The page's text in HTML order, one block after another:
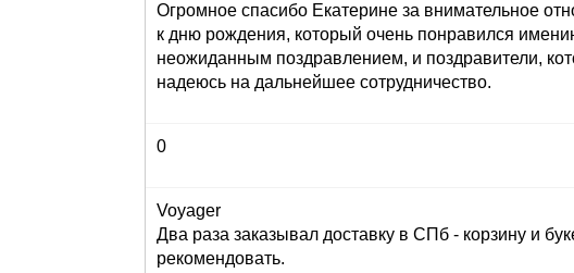
Огромное спасибо Екатерине за внимательное
к дню рождения, который очень понравился
неожиданным поздравлением, и поздравители,
надеюсь на дальнейшее сотрудничество.
0
Voyager
Два раза заказывал доставку в СПб - корзину и
рекомендовать.